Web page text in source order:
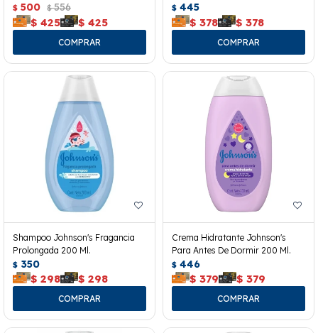
$ 500 $ 556
$ 425 $ 425
$ 445
$ 378 $ 378
Shampoo Johnson's Fragancia
Prolongada 200 Ml.
$ 350
$ 298 $ 298
Crema Hidratante Johnson's
Para Antes De Dormir 200 Ml.
$ 446
$ 379 $ 379